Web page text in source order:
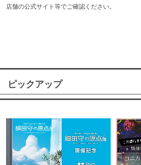
店舗の公式サイト等でご確認ください。
ピックアップ